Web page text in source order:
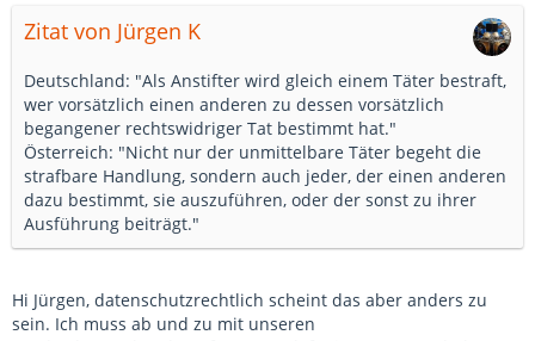
Zitat von Jürgen K
Deutschland: "Als Anstifter wird gleich einem Täter bestraft,
wer vorsätzlich einen anderen zu dessen vorsätzlich
begangener rechtswidriger Tat bestimmt hat."
Österreich: "Nicht nur der unmittelbare Täter begeht die
strafbare Handlung, sondern auch jeder, der einen anderen
dazu bestimmt, sie auszuführen, oder der sonst zu ihrer
Ausführung beiträgt."
Hi Jürgen, datenschutzrechtlich scheint das aber anders zu
sein. Ich muss ab und zu mit unseren